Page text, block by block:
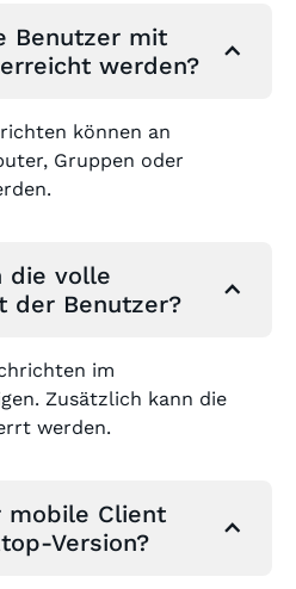
Benutzer mit
werden?
können an
Gruppen oder
die volle
der Benutzer?
im
Zusätzlich kann die
werden.
mobile Client
Version?